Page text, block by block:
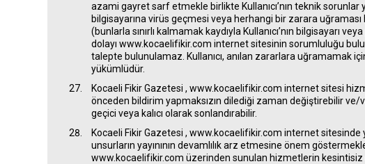
azami gayret sarf etmekle birlikte Kullanıcı’nın teknik
bilgisayarına virüs geçmesi veya herhangi bir zarara
(bunlarla sınırlı kalmamak kaydıyla Kullanıcı’nın bilgisayarı
dolayı www.kocaelifikir.com internet sitesinin sorumluluğu
talepte bulunulamaz. Kullanıcı, anılan zararlara uğramamak
yükümlüdür.
Kocaeli Fikir Gazetesi , www.kocaelifikir.com internet sitesi
önceden bildirim yapmaksızın dilediği zaman değiştirebilir
geçici veya kalıcı olarak sonlandırabilir.
Kocaeli Fikir Gazetesi , www.kocaelifikir.com internet
unsurların yayınının devamlılık arz etmesine önem
www.kocaelifikir.com üzerinden sunulan hizmetlerin kesintisiz